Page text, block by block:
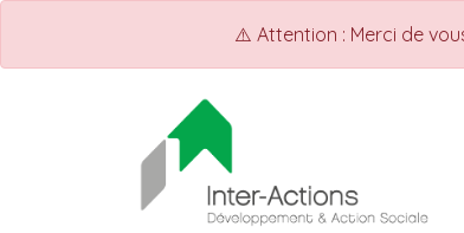
⚠️ Attention : Merci de